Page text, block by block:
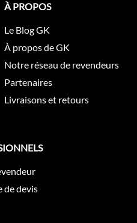
À PROPOS
Le Blog GK
À propos de GK
Notre réseau de revendeurs
Partenaires
Livraisons et retours
de devis